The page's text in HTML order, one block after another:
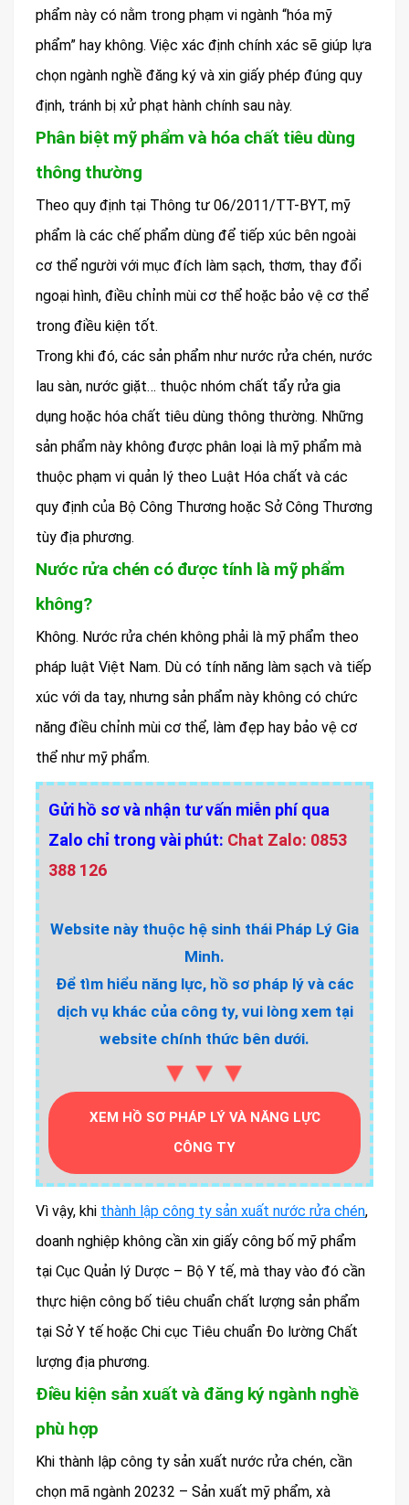
phẩm này có nằm trong phạm vi ngành “hóa mỹ
phẩm” hay không. Việc xác định chính xác sẽ giúp lựa
chọn ngành nghề đăng ký và xin giấy phép đúng quy
định, tránh bị xử phạt hành chính sau này.
Phân biệt mỹ phẩm và hóa chất tiêu dùng
thông thường
Theo quy định tại Thông tư 06/2011/TT-BYT, mỹ
phẩm là các chế phẩm dùng để tiếp xúc bên ngoài
cơ thể người với mục đích làm sạch, thơm, thay đổi
ngoại hình, điều chỉnh mùi cơ thể hoặc bảo vệ cơ thể
trong điều kiện tốt.
Trong khi đó, các sản phẩm như nước rửa chén, nước
lau sàn, nước giặt… thuộc nhóm chất tẩy rửa gia
dụng hoặc hóa chất tiêu dùng thông thường. Những
sản phẩm này không được phân loại là mỹ phẩm mà
thuộc phạm vi quản lý theo Luật Hóa chất và các
quy định của Bộ Công Thương hoặc Sở Công Thương
tùy địa phương.
Nước rửa chén có được tính là mỹ phẩm
không?
Không. Nước rửa chén không phải là mỹ phẩm theo
pháp luật Việt Nam. Dù có tính năng làm sạch và tiếp
xúc với da tay, nhưng sản phẩm này không có chức
năng điều chỉnh mùi cơ thể, làm đẹp hay bảo vệ cơ
thể như mỹ phẩm.
Gửi hồ sơ và nhận tư vấn miễn phí qua
Zalo chỉ trong vài phút: Chat Zalo: 0853
388 126
Website này thuộc hệ sinh thái Pháp Lý Gia
Minh.
Để tìm hiểu năng lực, hồ sơ pháp lý và các
dịch vụ khác của công ty, vui lòng xem tại
website chính thức bên dưới.
▼▼▼
XEM HỒ SƠ PHÁP LÝ VÀ NĂNG LỰC
CÔNG TY
Vì vậy, khi thành lập công ty sản xuất nước rửa chén,
doanh nghiệp không cần xin giấy công bố mỹ phẩm
tại Cục Quản lý Dược – Bộ Y tế, mà thay vào đó cần
thực hiện công bố tiêu chuẩn chất lượng sản phẩm
tại Sở Y tế hoặc Chi cục Tiêu chuẩn Đo lường Chất
lượng địa phương.
Điều kiện sản xuất và đăng ký ngành nghề
phù hợp
Khi thành lập công ty sản xuất nước rửa chén, cần
chọn mã ngành 20232 – Sản xuất mỹ phẩm, xà